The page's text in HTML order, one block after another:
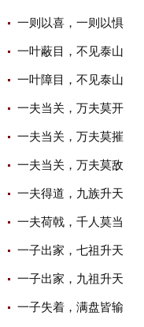
一则以喜，一则以惧
一叶蔽目，不见泰山
一叶障目，不见泰山
一夫当关，万夫莫开
一夫当关，万夫莫摧
一夫当关，万夫莫敌
一夫得道，九族升天
一夫荷戟，千人莫当
一子出家，七祖升天
一子出家，九祖升天
一子失着，满盘皆输